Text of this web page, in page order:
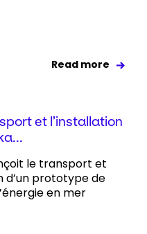
Read more
et l’installation
le transport et
d’un prototype de
en mer